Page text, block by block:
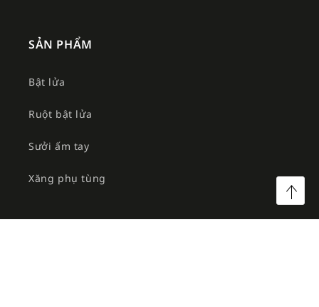
SẢN PHẨM
Bật lửa
Ruột bật lửa
Sưởi ấm tay
Xăng phụ tùng